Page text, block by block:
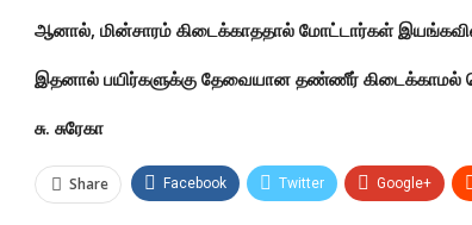
ஆனால், மின்சாரம் கிடைக்காததால் மோட்டார்கள்
இதனால் பயிர்களுக்கு தேவையான தண்ணீர் கிடைக்காமல்
சு. சுரேகா
Share Facebook Twitter Google+